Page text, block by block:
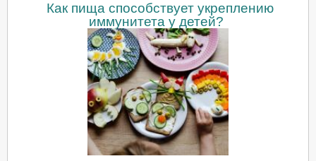
Как пища способствует укреплению
иммунитета у детей?